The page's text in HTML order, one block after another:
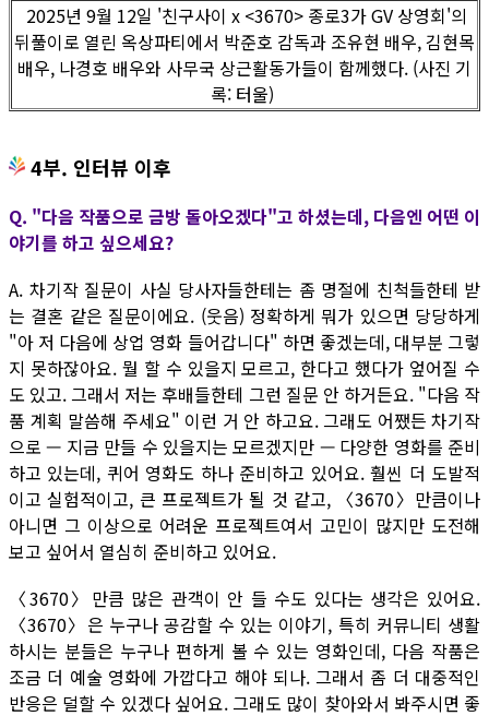
2025년 9월 12일 '친구사이 x <3670> 종로3가 GV 상영회'의
뒤풀이로 열린 옥상파티에서 박준호 감독과 조유현 배우, 김현목
배우, 나경호 배우와 사무국 상근활동가들이 함께했다. (사진 기
록: 터울)
4부. 인터뷰 이후
Q. "다음 작품으로 금방 돌아오겠다"고 하셨는데, 다음엔 어떤 이
야기를 하고 싶으세요?
A. 차기작 질문이 사실 당사자들한테는 좀 명절에 친척들한테 받
는 결혼 같은 질문이에요. (웃음) 정확하게 뭐가 있으면 당당하게
"아 저 다음에 상업 영화 들어갑니다" 하면 좋겠는데, 대부분 그렇
지 못하잖아요. 뭘 할 수 있을지 모르고, 한다고 했다가 엎어질 수
도 있고. 그래서 저는 후배들한테 그런 질문 안 하거든요. "다음 작
품 계획 말씀해 주세요" 이런 거 안 하고요. 그래도 어쨌든 차기작
으로 — 지금 만들 수 있을지는 모르겠지만 — 다양한 영화를 준비
하고 있는데, 퀴어 영화도 하나 준비하고 있어요. 훨씬 더 도발적
이고 실험적이고, 큰 프로젝트가 될 것 같고, 〈3670〉만큼이나
아니면 그 이상으로 어려운 프로젝트여서 고민이 많지만 도전해
보고 싶어서 열심히 준비하고 있어요.
〈3670〉만큼 많은 관객이 안 들 수도 있다는 생각은 있어요.
〈3670〉은 누구나 공감할 수 있는 이야기, 특히 커뮤니티 생활
하시는 분들은 누구나 편하게 볼 수 있는 영화인데, 다음 작품은
조금 더 예술 영화에 가깝다고 해야 되나. 그래서 좀 더 대중적인
반응은 덜할 수 있겠다 싶어요. 그래도 많이 찾아와서 봐주시면 좋